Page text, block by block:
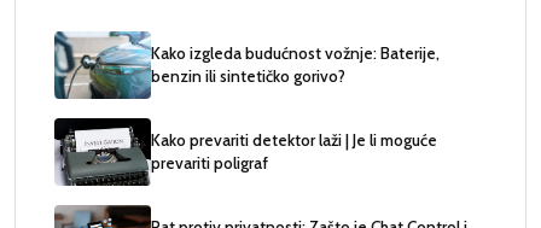
Kako izgleda budućnost vožnje: Baterije,
benzin ili sintetičko gorivo?
Kako prevariti detektor laži | Je li moguće
prevariti poligraf